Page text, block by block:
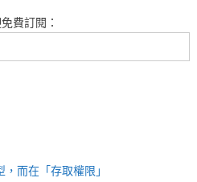
費訂閱：
而在「存取權限」